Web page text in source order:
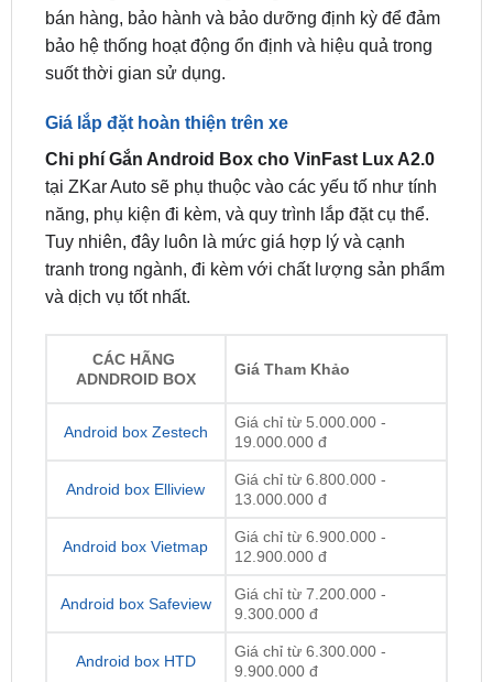
suốt thời gian sử dụng.
Giá lắp đặt hoàn thiện trên xe
tại ZKar Auto sẽ phụ thuộc vào các yếu tố như tính
năng, phụ kiện đi kèm, và quy trình lắp đặt cụ thể.
Tuy nhiên, đây luôn là mức giá hợp lý và cạnh
tranh trong ngành, đi kèm với chất lượng sản phẩm
và dịch vụ tốt nhất.
CÁC HÃNG
Android box Zestech
Giá chỉ từ 5.000.000 -
Android box Elliview
Giá chỉ từ 6.800.000 -
13.000.000 đ
Android box Vietmap
Giá chỉ từ 6.900.000 -
12.900.000 đ
Android box Safeview
Giá chỉ từ 7.200.000 -
9.300.000 đ
Android box HTD
Giá chỉ từ 6.300.000 -
9.900.000 đ
Android box Utour
Giá chỉ từ 5.000.000 đ -
12.700.000 đ